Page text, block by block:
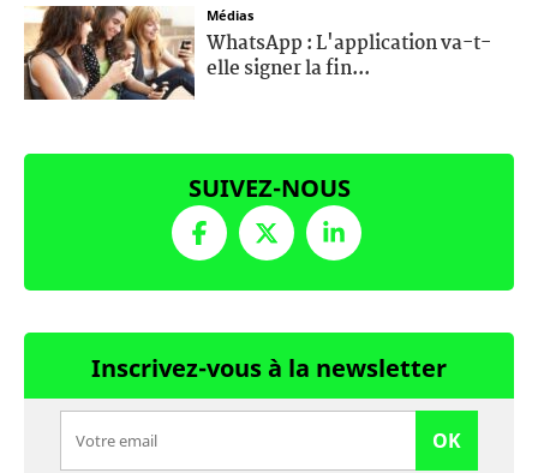
Médias
WhatsApp : L'application va-t-
elle signer la fin...
SUIVEZ-NOUS
Inscrivez-vous à la newsletter
OK